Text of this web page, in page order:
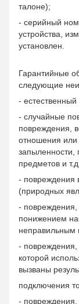
талоне);
- серийный
устройства,
установлен.
Гарантийные
следующие
-
- случайные
повреждения,
отношения или
запыленности,
предметов и
- повреждения
(природных
-
понижением
неправильным
-
которой
вызваны
подключения
- повреждения,